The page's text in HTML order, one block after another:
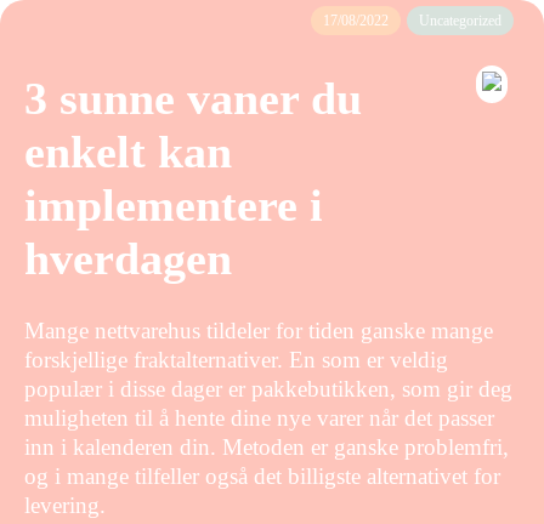
17/08/2022 Uncategorized
3 sunne vaner du
enkelt kan
implementere i
hverdagen
Mange nettvarehus tildeler for tiden ganske mange
forskjellige fraktalternativer. En som er veldig
populær i disse dager er pakkebutikken, som gir deg
muligheten til å hente dine nye varer når det passer
inn i kalenderen din. Metoden er ganske problemfri,
og i mange tilfeller også det billigste alternativet for
levering.